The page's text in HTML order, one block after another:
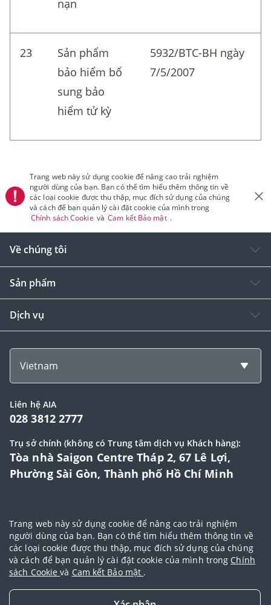
nạn
23
Sản phẩm
bảo hiểm bổ
sung bảo
hiểm tử kỳ
5932/BTC-BH ngày
7/5/2007
Trang web này sử dụng cookie để nâng cao trải nghiệm
người dùng của bạn. Bạn có thể tìm hiểu thêm thông tin về
các loại cookie được thu thập, mục đích sử dụng của chúng
và cách để bạn quản lý cài đặt cookie của mình trong
Chính sách Cookie và Cam kết Bảo mật .
Về chúng tôi
Sản phẩm
Dịch vụ
Vietnam
Liên hệ AIA
028 3812 2777
Trụ sở chính (không có Trung tâm dịch vụ Khách hàng):
Tòa nhà Saigon Centre Tháp 2, 67 Lê Lợi,
Phường Sài Gòn, Thành phố Hồ Chí Minh
Đại lý Ngoại hạng AIA|Điều khoản sử dụng |Cam kết bảo mật|Chính
sách bảo vệ dữ liệu cá nhân|Chính sách cookie |Quy tắc đạo đức|
Điều khoản và điều kiện sử dụng dịch vụ thanh toán trực tuyến
Trang web này sử dụng cookie để nâng cao trải nghiệm
người dùng của bạn. Bạn có thể tìm hiểu thêm thông tin về
các loại cookie được thu thập, mục đích sử dụng của chúng
và cách để bạn quản lý cài đặt cookie của mình trong Chính
sách Cookievà Cam kết Bảo mật .